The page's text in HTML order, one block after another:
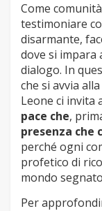
Come
testimoniare
disarmante,
dove si impara
dialogo. In
che si avvia
Leone ci invita
pace che,
presenza che
perché ogni
profetico di
mondo
Per